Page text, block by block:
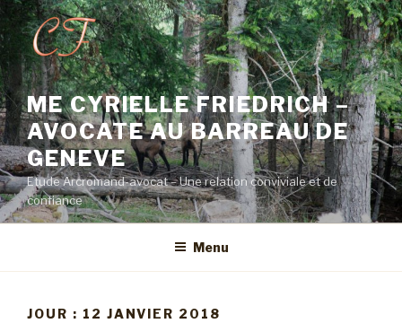
Aller
au
contenu
principal
ME CYRIELLE FRIEDRICH –
AVOCATE AU BARREAU DE
GENEVE
Etude Arcromand-avocat – Une relation conviviale et de
confiance
Menu
JOUR : 12 JANVIER 2018